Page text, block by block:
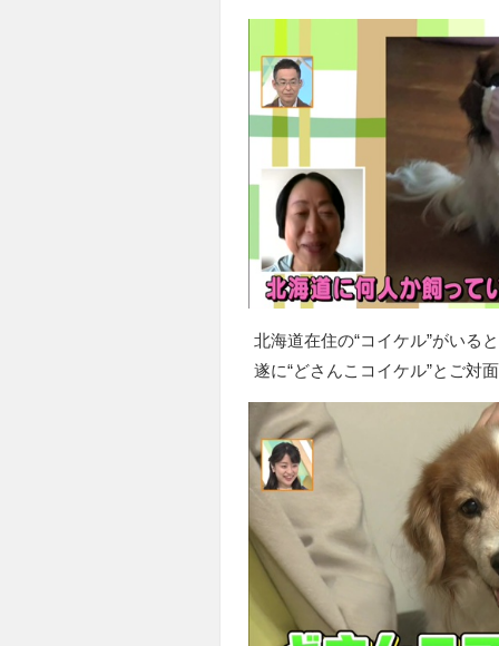
北海道在住の“コイケル”がいる
遂に“どさんこコイケル”とご対